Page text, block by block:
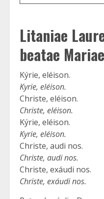
Litaniae
beatae
Kýrie, eléison.
Kyrie, eléison.
Christe, eléison.
Christe, eléison.
Kýrie, eléison.
Kyrie, eléison.
Christe, audi nos.
Christe, audi nos.
Christe, exáudi nos.
Christe, exáudi nos.